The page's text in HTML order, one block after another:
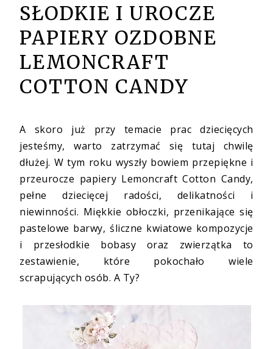
SŁODKIE I UROCZE
PAPIERY OZDOBNE
LEMONCRAFT
COTTON CANDY
A skoro już przy temacie prac dziecięcych
jesteśmy, warto zatrzymać się tutaj chwilę
dłużej. W tym roku wyszły bowiem przepiękne i
przeurocze papiery Lemoncraft Cotton Candy,
pełne dziecięcej radości, delikatności i
niewinności. Miękkie obłoczki, przenikające się
pastelowe barwy, śliczne kwiatowe kompozycje
i przesłodkie bobasy oraz zwierzątka to
zestawienie, które pokochało wiele
scrapujących osób. A Ty?